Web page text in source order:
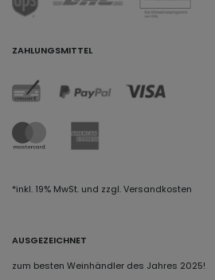
ZAHLUNGSMITTEL
*inkl. 19% MwSt. und zzgl. Versandkosten
AUSGEZEICHNET
zum besten Weinhändler des Jahres 2025!